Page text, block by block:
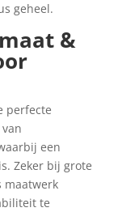
geheel.
&
perfecte
een
Zeker bij grote
maatwerk
te